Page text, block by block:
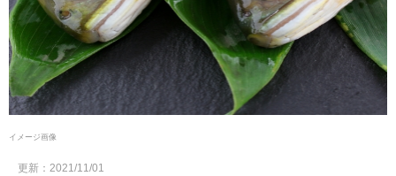
イメージ画像
更新： 2021/11/01